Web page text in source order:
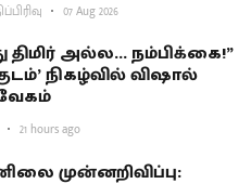
07 Aug 2026
திமிர் அல்ல... நம்பிக்கை!”
நிகழ்வில் விஷால்
21 hours ago
முன்னறிவிப்பு: